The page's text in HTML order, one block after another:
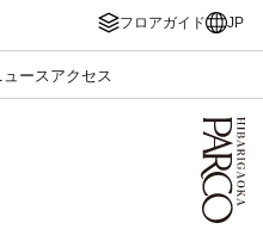
フロアガイド JP
ュース アクセス